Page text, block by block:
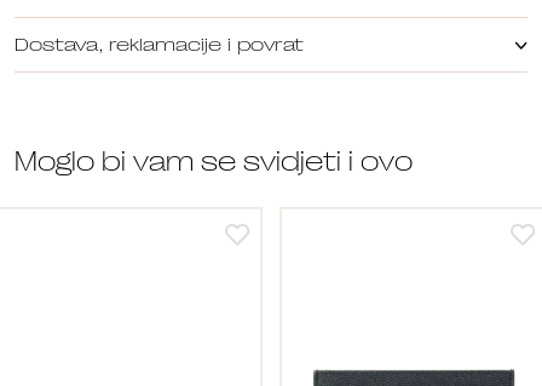
Dostava, reklamacije i povrat
Moglo bi vam se svidjeti i ovo